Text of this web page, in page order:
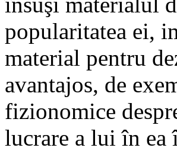
popularitatea ei,
material pentru
avantajos, de
fizionomice
lucrare a lui în ea